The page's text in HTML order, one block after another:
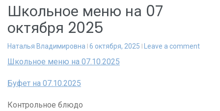
Школьное меню на 07
октября 2025
Наталья Владимировна 6 октября, 2025 Leave a comment
Школьное меню на 07.10.2025
Буфет на 07.10.2025
Контрольное блюдо